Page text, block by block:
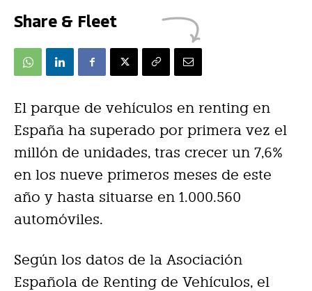
Share & Fleet
El parque de vehículos en renting en
España ha superado por primera vez el
millón de unidades, tras crecer un 7,6%
en los nueve primeros meses de este
año y hasta situarse en 1.000.560
automóviles.
Según los datos de la Asociación
Española de Renting de Vehículos, el